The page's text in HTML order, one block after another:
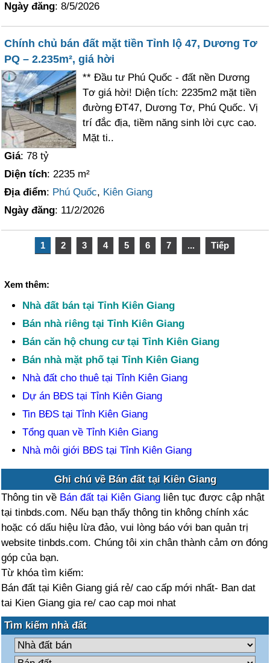
Ngày đăng: 8/5/2026
Chính chủ bán đất mặt tiền Tỉnh lộ 47, Dương Tơ
PQ – 2.235m², giá hời
** Đầu tư Phú Quốc - đất nền Dương
Tơ giá hời! Diện tích: 2235m2 mặt tiền
đường ĐT47, Dương Tơ, Phú Quốc. Vị
trí đắc địa, tiềm năng sinh lời cực cao.
Mặt ti..
Giá: 78 tỷ
Diện tích: 2235 m²
Địa điểm: Phú Quốc, Kiên Giang
Ngày đăng: 11/2/2026
1 2 3 4 5 6 7 ... Tiếp
Xem thêm:
Nhà đất bán tại Tỉnh Kiên Giang
Bán nhà riêng tại Tỉnh Kiên Giang
Bán căn hộ chung cư tại Tỉnh Kiên Giang
Bán nhà mặt phố tại Tỉnh Kiên Giang
Nhà đất cho thuê tại Tỉnh Kiên Giang
Dự án BĐS tại Tỉnh Kiên Giang
Tin BĐS tại Tỉnh Kiên Giang
Tổng quan về Tỉnh Kiên Giang
Nhà môi giới BĐS tại Tỉnh Kiên Giang
Ghi chú về Bán đất tại Kiên Giang
Thông tin về Bán đất tại Kiên Giang liên tục được cập nhật
tại tinbds.com. Nếu bạn thấy thông tin không chính xác
hoặc có dấu hiệu lừa đảo, vui lòng báo với ban quản trị
website tinbds.com. Chúng tôi xin chân thành cảm ơn đóng
góp của bạn.
Từ khóa tìm kiếm:
Bán đất tại Kiên Giang giá rẻ/ cao cấp mới nhất- Ban dat
tai Kien Giang gia re/ cao cap moi nhat
Tìm kiếm nhà đất